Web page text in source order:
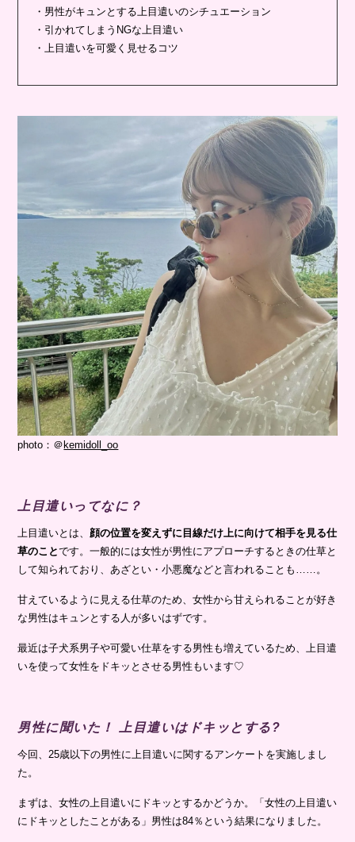
・男性がキュンとする上目遣いのシチュエーション
・引かれてしまうNGな上目遣い
・上目遣いを可愛く見せるコツ
photo：＠ kemidoll_oo
上目遣いってなに？
上目遣いとは、 顔の位置を変えずに目線だけ上に向けて相手を見る仕
草のことです。一般的には女性が男性にアプローチするときの仕草と
して知られており、あざとい・小悪魔などと言われることも……。
甘えているように見える仕草のため、女性から甘えられることが好き
な男性はキュンとする人が多いはずです。
最近は子犬系男子や可愛い仕草をする男性も増えているため、上目遣
いを使って女性をドキッとさせる男性もいます♡
男性に聞いた！ 上目遣いはドキッとする?
今回、25歳以下の男性に上目遣いに関するアンケートを実施しまし
た。
まずは、女性の上目遣いにドキッとするかどうか。「女性の上目遣い
にドキッとしたことがある」男性は84％という結果になりました。